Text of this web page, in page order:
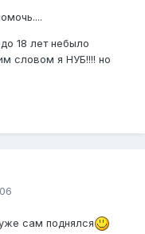
18 лет небыло
словом я НУБ!!!! но
сам поднялся